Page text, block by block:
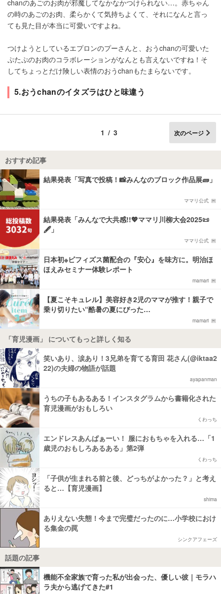
chanのあごのお肉が邪魔してなかなかつけられない…。赤ちゃん
の時のあごのお肉、柔らかくて気持ちよくて、それになんと言っ
ても見た目が本当に可愛いですよね。
つけようとしているエプロンのプーさんと、おうchanの可愛いた
ぷたぷのお肉のコラボレーションがなんとも言えないですね！そ
してちょっとだけ険しい表情のおうchanもたまらないです。
5.おうchanのイタズラはひと味違う
1/3 次のページ
おすすめ記事
結果発表「写真で投稿！📸みんなのブロック作品展🧱」
ママリ公式
結果発表「みんなで大共感!!💖ママリ川柳大会2025📜
🖋️」
ママリ公式
日本初※ビフィズス菌配合の『安心』を味方に。明治ほ
ほえみセミナー体験レポート
mamari
【夏こそキュレル】美容好き2児のママが推す！親子で
乗り切りたい“酷暑の夏にぴった…
mamari
「育児漫画」 についてもっと詳しく知る
笑いあり、涙あり！3兄弟を育てる育田 花さん(@iktaa2
22)の夫婦の物語が話題
ayapanman
うちの子もあるある！インスタグラムから書籍化された
育児漫画がおもしろい
くわっち
エンドレスあんぱぁーい！ 服におもちゃを入れる…「1
歳児のおもしろあるある」第2弾
くわっち
「子供が生まれる前と後、どっちがよかった？」と考え
ると…【育児漫画】
shima
ありえない失態！今まで完璧だったのに…小学校におけ
る集金の罠
シンクアフェーズ
話題の記事
機能不全家族で育った私が出会った、優しい彼｜モラハ
ラ夫から逃げてきた#1